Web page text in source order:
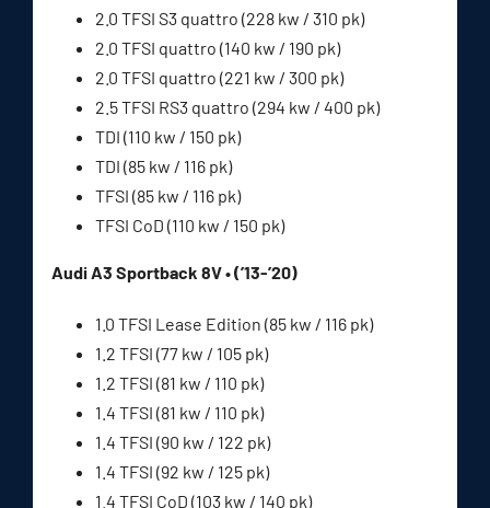
2.0 TFSI S3 quattro (228 kw / 310 pk)
2.0 TFSI quattro (140 kw / 190 pk)
2.0 TFSI quattro (221 kw / 300 pk)
2.5 TFSI RS3 quattro (294 kw / 400 pk)
TDI (110 kw / 150 pk)
TDI (85 kw / 116 pk)
TFSI (85 kw / 116 pk)
TFSI CoD (110 kw / 150 pk)
Audi A3 Sportback 8V • (’13-’20)
1.0 TFSI Lease Edition (85 kw / 116 pk)
1.2 TFSI (77 kw / 105 pk)
1.2 TFSI (81 kw / 110 pk)
1.4 TFSI (81 kw / 110 pk)
1.4 TFSI (90 kw / 122 pk)
1.4 TFSI (92 kw / 125 pk)
1.4 TFSI CoD (103 kw / 140 pk)